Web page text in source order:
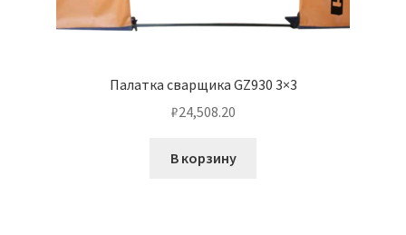
Палатка сварщика GZ930 3×3
₽24,508.20
В корзину